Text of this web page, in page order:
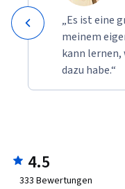
„Es ist eine
meinem
kann lernen,
dazu habe.“
4.5
333 Bewertungen